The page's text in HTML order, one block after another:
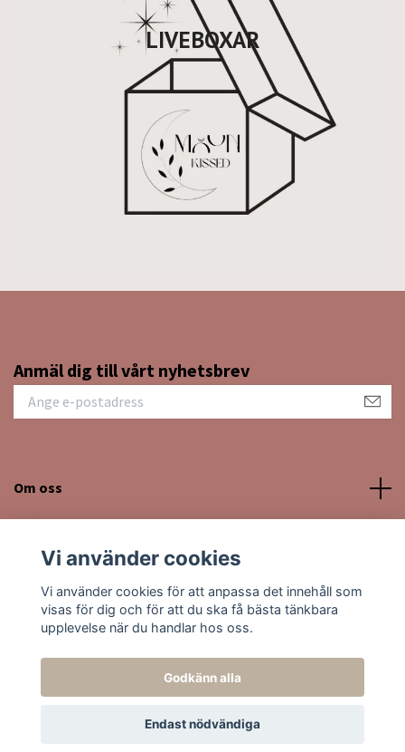
LIVEBOXAR
Anmäl dig till vårt nyhetsbrev
Om oss
Sociala medier
© 2026 Moon Kissed Kristaller
Vi använder cookies
Vi använder cookies för att anpassa det innehåll som
visas för dig och för att du ska få bästa tänkbara
upplevelse när du handlar hos oss.
Godkänn alla
Endast nödvändiga